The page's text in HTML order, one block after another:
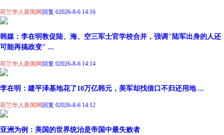
荷兰华人新闻网 回复 02026-8-6 14:16
韩媒：李在明敦促陆、海、空三军士官学校合并，强调"陆军出身的人还
可能再搞政变" ...
荷兰华人新闻网 回复 02026-8-6 14:14
李在明：建平泽基地花了10万亿韩元，美军却找借口不归还用地 ...
荷兰华人新闻网 回复 02026-8-6 14:12
亚洲为例：美国的世界统治是帝国中最失败者